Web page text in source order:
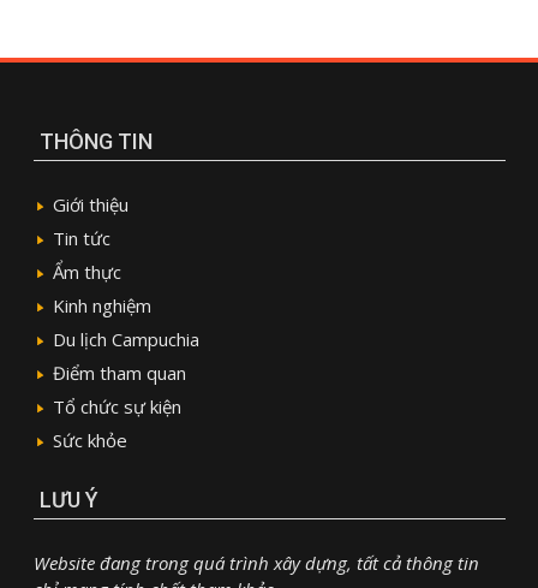
THÔNG TIN
Giới thiệu
Tin tức
Ẩm thực
Kinh nghiệm
Du lịch Campuchia
Điểm tham quan
Tổ chức sự kiện
Sức khỏe
LƯU Ý
Website đang trong quá trình xây dựng, tất cả thông tin